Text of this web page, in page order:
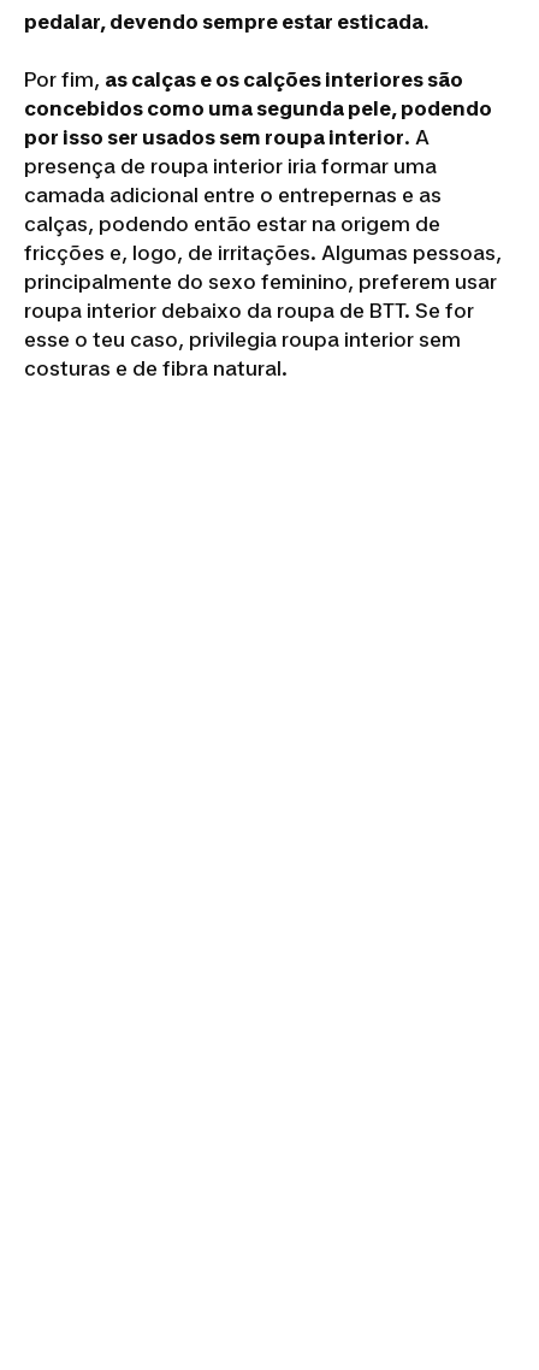
pedalar, devendo sempre estar esticada.
Por fim, as calças e os calções interiores são
concebidos como uma segunda pele, podendo
por isso ser usados sem roupa interior. A
presença de roupa interior iria formar uma
camada adicional entre o entrepernas e as
calças, podendo então estar na origem de
fricções e, logo, de irritações. Algumas pessoas,
principalmente do sexo feminino, preferem usar
roupa interior debaixo da roupa de BTT. Se for
esse o teu caso, privilegia roupa interior sem
costuras e de fibra natural.